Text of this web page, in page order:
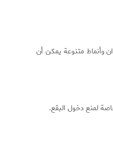
وأنماط متنوعة يمكن أن
لمنع دخول البقع.